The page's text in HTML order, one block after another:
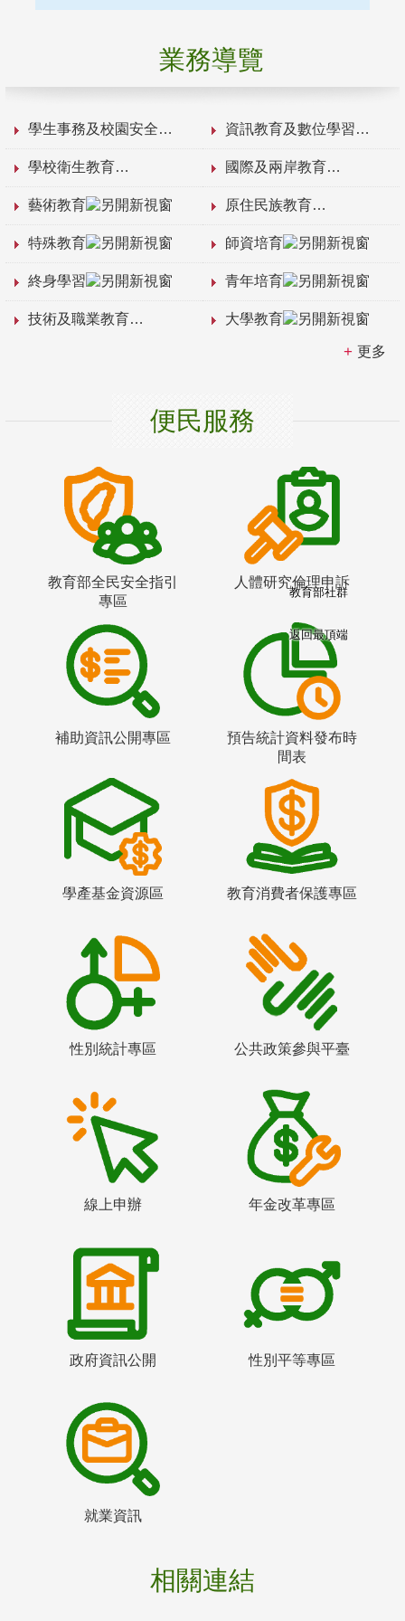
業務導覽
學生事務及校園安全 資訊教育及數位學習
學校衛生教育 國際及兩岸教育
藝術教育 原住民族教育
特殊教育 師資培育
終身學習 青年培育
技術及職業教育 大學教育
更多
便民服務
教育部全民安全指引
專區
人體研究倫理申訴
補助資訊公開專區
預告統計資料發布時
間表
學產基金資源區 教育消費者保護專區
性別統計專區 公共政策參與平臺
線上申辦 年金改革專區
政府資訊公開 性別平等專區
就業資訊
相關連結
教育部社群
返回最頂端